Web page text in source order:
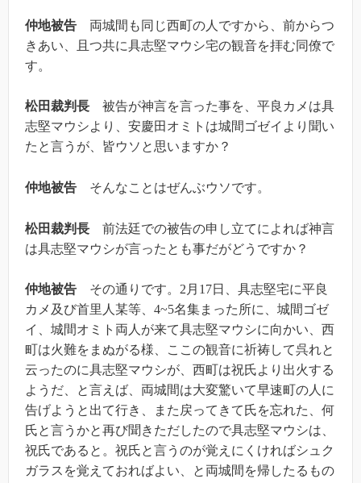
仲地被告 両城間も同じ西町の人ですから、前からつ
きあい、且つ共に具志堅マウシ宅の観音を拝む同僚で
す。
松田裁判長 被告が神言を言った事を、平良カメは具
志堅マウシより、安慶田オミトは城間ゴゼイより聞い
たと言うが、皆ウソと思いますか？
仲地被告 そんなことはぜんぶウソです。
松田裁判長 前法廷での被告の申し立てによれば神言
は具志堅マウシが言ったとも事だがどうですか？
仲地被告 その通りです。2月17日、具志堅宅に平良
カメ及び首里人某等、4~5名集まった所に、城間ゴゼ
イ、城間オミト両人が来て具志堅マウシに向かい、西
町は火難をまぬがる様、ここの観音に祈祷して呉れと
云ったのに具志堅マウシが、西町は祝氏より出火する
ようだ、と言えば、両城間は大変驚いて早速町の人に
告げようと出て行き、また戻ってきて氏を忘れた、何
氏と言うかと再び聞きただしたので具志堅マウシは、
祝氏であると。祝氏と言うのが覚えにくければシュク
ガラスを覚えておればよい、と両城間を帰したるもの